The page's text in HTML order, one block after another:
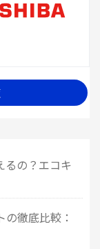
るの？エコキ
徹底比較：